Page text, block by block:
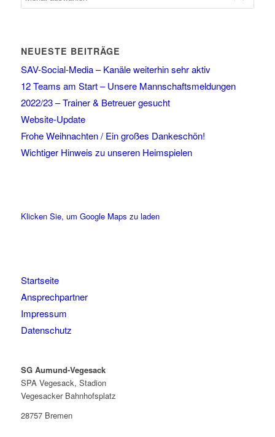
NEUESTE BEITRÄGE
SAV-Social-Media – Kanäle weiterhin sehr aktiv
12 Teams am Start – Unsere Mannschaftsmeldungen
2022/23 – Trainer & Betreuer gesucht
Website-Update
Frohe Weihnachten / Ein großes Dankeschön!
Wichtiger Hinweis zu unseren Heimspielen
Klicken Sie, um Google Maps zu laden
Startseite
Ansprechpartner
Impressum
Datenschutz
SG Aumund-Vegesack
SPA Vegesack, Stadion
Vegesacker Bahnhofsplatz
28757 Bremen